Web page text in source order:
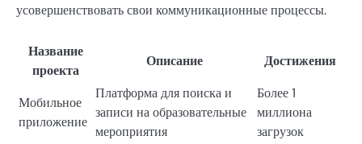
усовершенствовать свои коммуникационные процессы.
Название
проекта
Описание Достижения
Мобильное
приложение
Платформа для поиска и
записи на образовательные
мероприятия
Более 1
миллиона
загрузок